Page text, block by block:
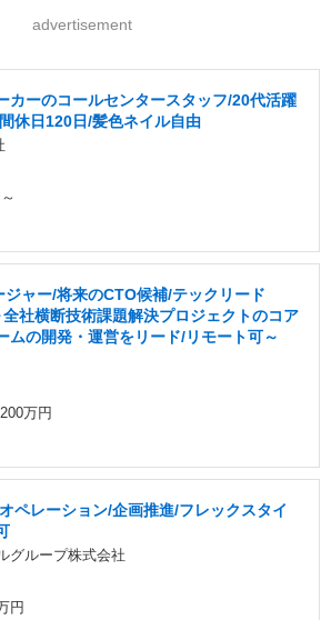
advertisement
カーのコールセンタースタッフ/20代活躍
休日120日/髪色ネイル自由
ジャー/将来のCTO候補/テックリード
社横断技術課題解決プロジェクトのコア
ムの開発・運営をリード/リモート可～
万円
ペレーション/企画推進/フレックスタイ
グループ株式会社
円